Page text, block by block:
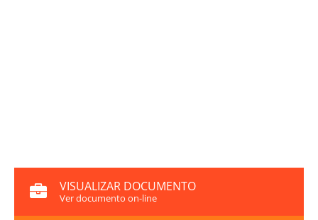
VISUALIZAR DOCUMENTO
Ver documento on-line